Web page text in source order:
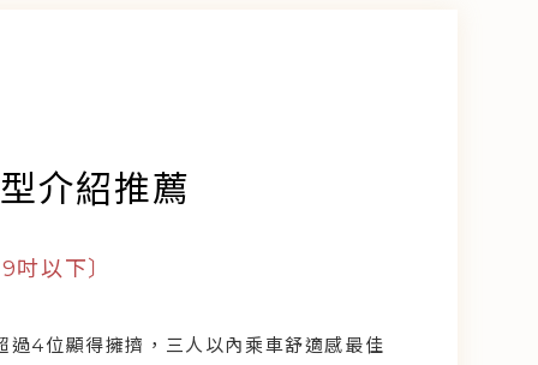
介紹推薦
以下〕
過4位顯得擁擠，三人以內乘車舒適感最佳